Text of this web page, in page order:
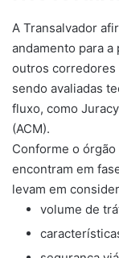
A Transalvador
andamento para
outros corredores
sendo avaliadas
fluxo, como
(ACM).
Conforme o
encontram em
levam em
volume de